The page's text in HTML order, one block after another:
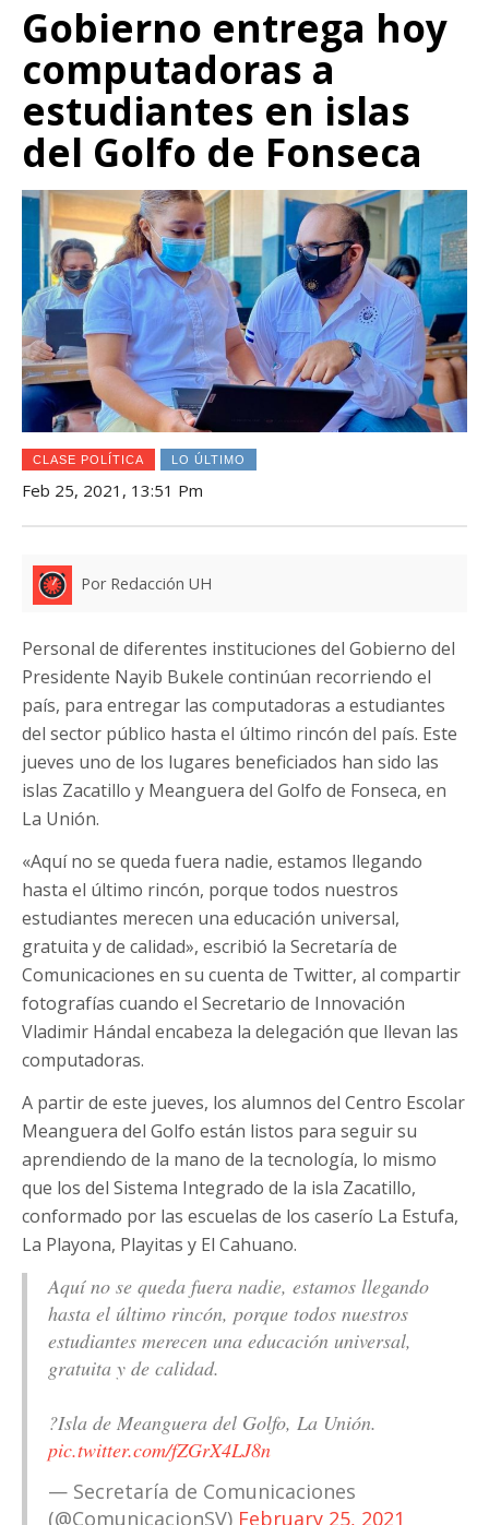
Gobierno entrega hoy
computadoras a
estudiantes en islas
del Golfo de Fonseca
CLASE POLÍTICA LO ÚLTIMO
Feb 25, 2021, 13:51 Pm
Por Redacción UH
Personal de diferentes instituciones del Gobierno del
Presidente Nayib Bukele continúan recorriendo el
país, para entregar las computadoras a estudiantes
del sector público hasta el último rincón del país. Este
jueves uno de los lugares beneficiados han sido las
islas Zacatillo y Meanguera del Golfo de Fonseca, en
La Unión.
«Aquí no se queda fuera nadie, estamos llegando
hasta el último rincón, porque todos nuestros
estudiantes merecen una educación universal,
gratuita y de calidad», escribió la Secretaría de
Comunicaciones en su cuenta de Twitter, al compartir
fotografías cuando el Secretario de Innovación
Vladimir Hándal encabeza la delegación que llevan las
computadoras.
A partir de este jueves, los alumnos del Centro Escolar
Meanguera del Golfo están listos para seguir su
aprendiendo de la mano de la tecnología, lo mismo
que los del Sistema Integrado de la isla Zacatillo,
conformado por las escuelas de los caserío La Estufa,
La Playona, Playitas y El Cahuano.
Aquí no se queda fuera nadie, estamos llegando
hasta el último rincón, porque todos nuestros
estudiantes merecen una educación universal,
gratuita y de calidad.
?Isla de Meanguera del Golfo, La Unión.
pic.twitter.com/fZGrX4LJ8n
— Secretaría de Comunicaciones
(@ComunicacionSV) February 25, 2021